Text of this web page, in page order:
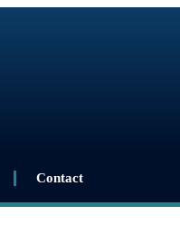
Contact